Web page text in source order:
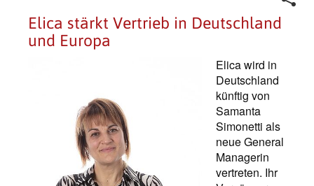
Elica stärkt Vertrieb in Deutschland
und Europa
Elica wird in
Deutschland
künftig von
Samanta
Simonetti als
neue General
Managerin
vertreten. Ihr